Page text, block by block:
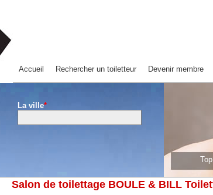
Accueil Rechercher un toiletteur Devenir membre
La ville*
Salon de toilettage BOULE & BILL